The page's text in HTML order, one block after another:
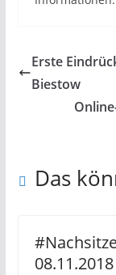
Erste
Biestow
Das
08.11.2018